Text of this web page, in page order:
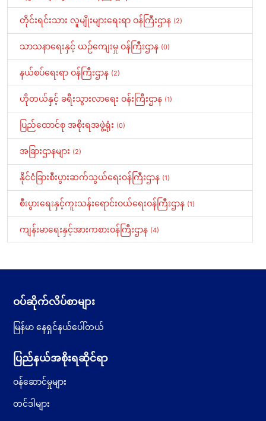
တိုင်းရင်းသား လူမျိုးများရေးရာ ဝန်ကြီးဌာန (2)
သာသနာရေးနှင့် ယဉ်ကျေးမှု ဝန်ကြီးဌာန (0)
နယ်စပ်ရေးရာ ဝန်ကြီးဌာန (2)
ဟိုတယ်နှင့် ခရီးသွားလာရေး ဝန်းကြီးဌာန (1)
ပြည်ထောင်စု အစိုးရအဖွဲ့ရုံး (0)
အခြားဌာနများ (2)
နိုင်ငံခြားစီးပွားဆက်သွယ်ရေး၀န်ကြီးဌာန (1)
စီးပွားရေးနှင့်ကူးသန်းရောင်းဝယ်ရေးဝန်ကြီးဌာန (1)
ကျန်းမာရေးနှင့်အားကစားဝန်ကြီးဌာန (4)
ဝပ်ဆိုက်လိပ်စာများ
မြန်မာ နေရှင်နယ်ပေါ်တယ်
ပြည်နယ်အစိုးရဆိုင်ရာ
ဝန်ဆောင်မှုများ
တင်ဒါများ